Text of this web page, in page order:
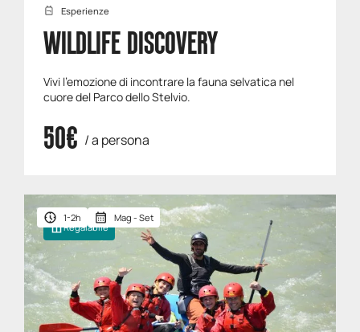
Esperienze
WILDLIFE DISCOVERY
Vivi l’emozione di incontrare la fauna selvatica nel
cuore del Parco dello Stelvio.
50€ / a persona
Regalabile
1-2h Mag - Set